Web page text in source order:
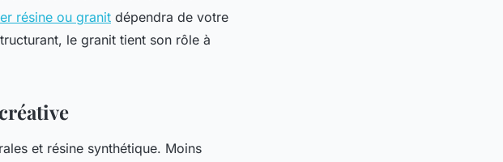
résine ou granit dépendra de votre
le granit tient son rôle à
et résine synthétique. Moins